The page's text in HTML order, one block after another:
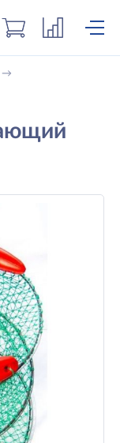
+7 (919) 698-56-
→